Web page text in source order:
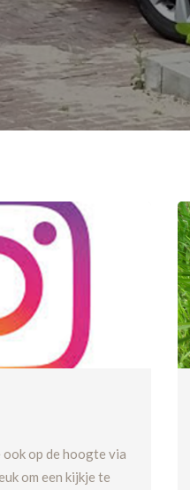
op de hoogte via
om een kijkje te